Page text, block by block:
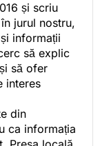
și scriu
jurul nostru,
informații
să explic
să ofer
interes
din
ca informația